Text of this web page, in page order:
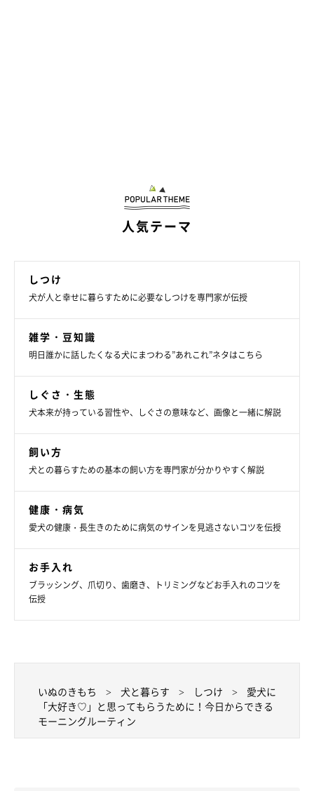
人気テーマ
しつけ
犬が人と幸せに暮らすために必要なしつけを専門家が伝授
雑学・豆知識
明日誰かに話したくなる犬にまつわる”あれこれ”ネタはこちら
しぐさ・生態
犬本来が持っている習性や、しぐさの意味など、画像と一緒に解説
飼い方
犬との暮らすための基本の飼い方を専門家が分かりやすく解説
健康・病気
愛犬の健康・長生きのために病気のサインを見逃さないコツを伝授
お手入れ
ブラッシング、爪切り、歯磨き、トリミングなどお手入れのコツを
伝授
いぬのきもち 犬と暮らす しつけ
愛犬に
「大好き♡」と思ってもらうために！今日からできる
モーニングルーティン